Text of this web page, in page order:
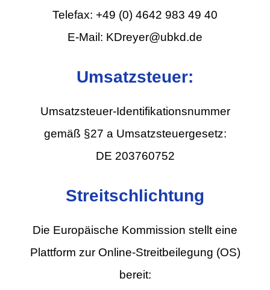
Telefax: +49 (0) 4642 983 49 40
E-Mail: KDreyer@ubkd.de
Umsatzsteuer:
Umsatzsteuer-Identifikationsnummer
gemäß §27 a Umsatzsteuergesetz:
DE 203760752
Streitschlichtung
Die Europäische Kommission stellt eine
Plattform zur Online-Streitbeilegung (OS)
bereit: